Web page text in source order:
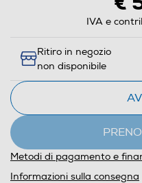
IVA e
Ritiro in negozio
non disponibile
Metodi di pagamento e
Informazioni sulla consegna